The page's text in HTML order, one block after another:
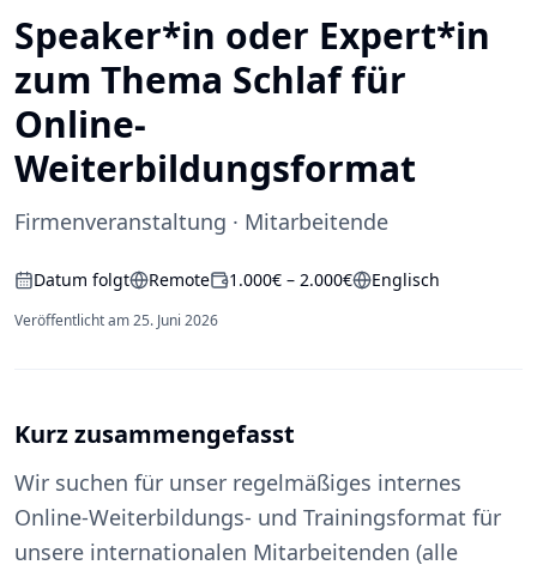
Speaker*in oder Expert*in
zum Thema Schlaf für
Online-
Weiterbildungsformat
Firmenveranstaltung · Mitarbeitende
Datum folgt Remote 1.000€ – 2.000€ Englisch
Veröffentlicht am25. Juni 2026
Kurz zusammengefasst
Wir suchen für unser regelmäßiges internes
Online-Weiterbildungs- und Trainingsformat für
unsere internationalen Mitarbeitenden (alle